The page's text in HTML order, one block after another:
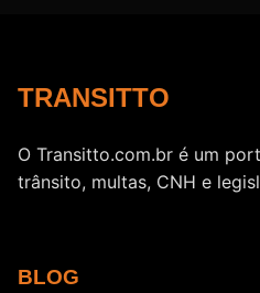
TRANSITTO
O Transitto.com.br é um
trânsito, multas, CNH e
BLOG